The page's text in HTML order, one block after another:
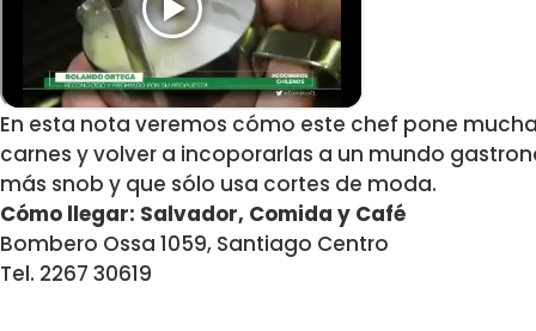
En esta nota veremos cómo este chef pone
carnes y volver a incoporarlas a un mundo
más snob y que sólo usa cortes de moda.
Cómo llegar: Salvador, Comida y Café
Bombero Ossa 1059, Santiago Centro
Tel. 2267 30619